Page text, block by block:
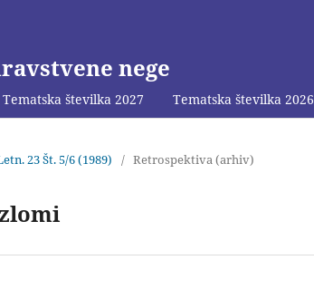
nege
Tematska številka 2027 Tematska številka 2026
23 Št. 5/6 (1989) / Retrospektiva (arhiv)